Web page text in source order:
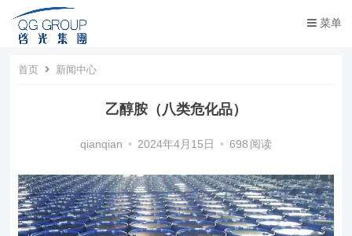
菜单
首页 新闻中心
乙醇胺（八类危化品）
qianqian • 2024年4月15日 • 698 阅读